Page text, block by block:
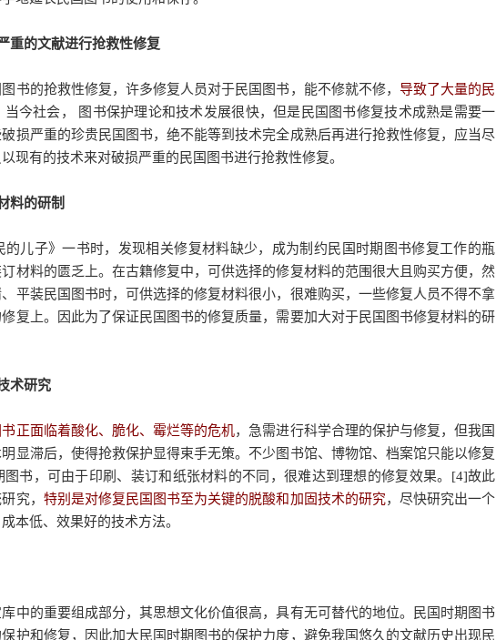
重的文献进行抢救性修复
的抢救性修复，许多修复人员对于民国图书，能不修就不修， 导致了大量的民
当今社会， 图书保护理论和技术发展很快，但是民国图书修复技术成熟是需要一
损严重的珍贵民国图书，绝不能等到技术完全成熟后再进行抢救性修复，应当尽
现有的技术来对破损严重的民国图书进行抢救性修复。
料的研制
子》一书时，发现相关修复材料缺少，成为制约民国时期图书修复工作的瓶
材料的匮乏上。在古籍修复中，可供选择的修复材料的范围很大且购买方便，然
平装民国图书时，可供选择的修复材料很小，很难购买，一些修复人员不得不拿
复上。因此为了保证民国图书的修复质量，需要加大对于民国图书修复材料的研
术研究
正面临着酸化、脆化、霉烂等的危机，急需进行科学合理的保护与修复，但我国
显滞后，使得抢救保护显得束手无策。不少图书馆、博物馆、档案馆只能以修复
书，可由于印刷、装订和纸张材料的不同，很难达到理想的修复效果。[4]故此
究， 特别是对修复民国图书至为关键的脱酸和加固技术的研究，尽快研究出一个
本低、效果好的技术方法。
的重要组成部分，其思想文化价值很高，具有无可替代的地位。民国时期图书
护和修复，因此加大民国时期图书的保护力度，避免我国悠久的文献历史出现民